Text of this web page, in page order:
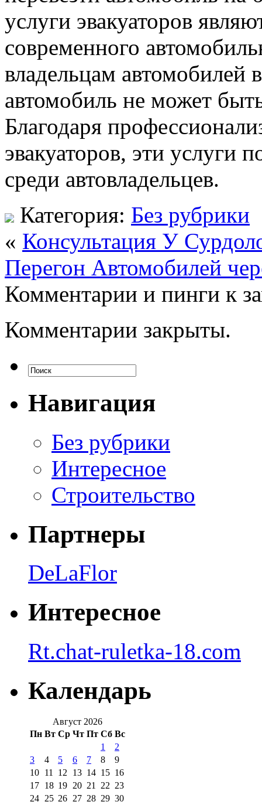
услуги эвакуаторов
современного
владельцам автомобилей
автомобиль не может
Благодаря
эвакуаторов, эти услуги
среди автовладельцев.
Категория: Без рубрики
« Консультация У
Перегон Автомобилей
Комментарии и пинги к
Комментарии закрыты.
Навигация
Без рубрики
Интересное
Строительство
Партнеры
DeLaFlor
Интересное
Rt.chat-ruletka-18.com
Календарь
Август 2026
Пн Вт Ср Чт Пт Сб Вс
1
2
3
4 5 6 7 8
9
10 11 12 13 14 15 16
17 18 19 20 21 22 23
24 25 26 27 28 29 30